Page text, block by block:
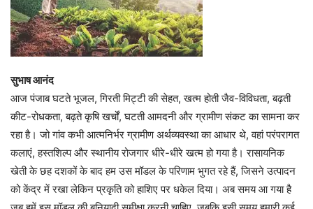
सुभाष आनंद
आज पंजाब घटते भूजल, गिरती मिट्टी की सेहत, खत्म होती जैव-विविधता, बढ़ती
कीट-रोधकता, बढ़ते कृषि खर्चों, घटती आमदनी और ग्रामीण संकट का सामना कर
रहा है। जो गांव कभी आत्मनिर्भर ग्रामीण अर्थव्यवस्था का आधार थे, वहां परंपरागत
कलाएं, हस्तशिल्प और स्थानीय रोजगार धीरे-धीरे खत्म हो गया है। रासायनिक
खेती के छह दशकों के बाद हम उस मॉडल के परिणाम भुगत रहे हैं, जिसने उत्पादन
को केंद्र में रखा लेकिन प्रकृति को हाशिए पर धकेल दिया। अब समय आ गया है